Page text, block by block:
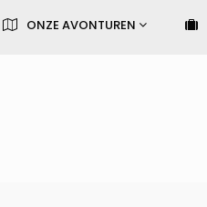
ONZE AVONTUREN